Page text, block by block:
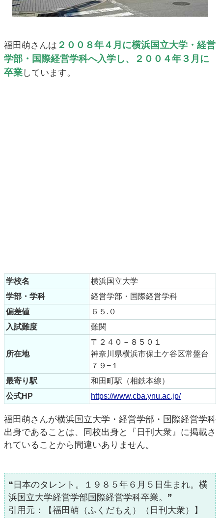
福田萌さんは ２００８年４月に横浜国立大学・経営
学部・国際経営学科へ入学し、２００４年３月に
卒業 しています。
学校名
横浜国立大学
学部・学科
経営学部・国際経営学科
偏差値
６５.０
入試難度
難関
所在地
〒２４０－８５０１
神奈川県横浜市保土ケ谷区常盤台
７９−１
最寄り駅
和田町駅（相鉄本線）
公式HP
https://www.cba.ynu.ac.jp/
福田萌さんが横浜国立大学・経営学部・国際経営学科
出身であることは、同校出身と『日刊大衆』に掲載さ
れていることから間違いありません。
❝日本のタレント。１９８５年６月５日生まれ。横
浜国立大学経営学部国際経営学科卒業。❞
引用元：【福田萌（ふくだもえ）（日刊大衆）】